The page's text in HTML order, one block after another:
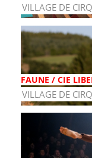
VILLAGE DE
FAUNE / CIE
VILLAGE DE